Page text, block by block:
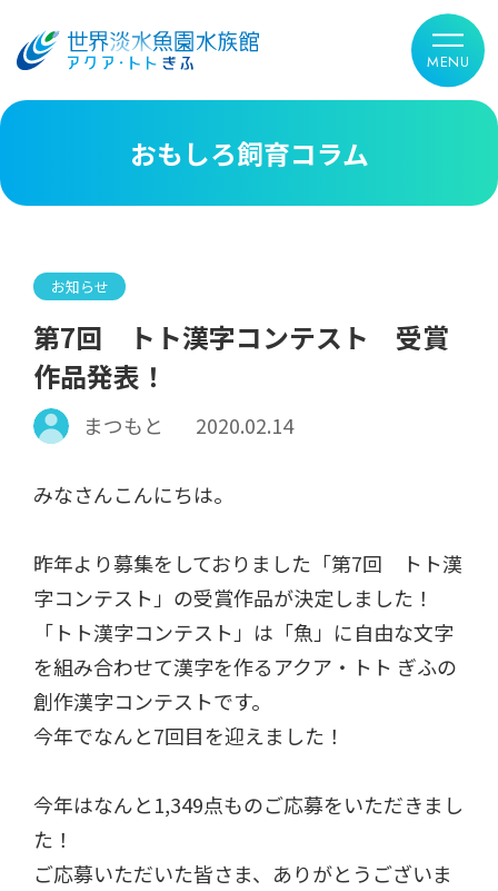
おもしろ飼育コラム
お知らせ
第7回 トト漢字コンテスト 受賞
作品発表！
まつもと 2020.02.14
みなさんこんにちは。
昨年より募集をしておりました「第7回 トト漢
字コンテスト」の受賞作品が決定しました！
「トト漢字コンテスト」は「魚」に自由な文字
を組み合わせて漢字を作るアクア・トト ぎふの
創作漢字コンテストです。
今年でなんと7回目を迎えました！
今年はなんと1,349点ものご応募をいただきまし
た！
ご応募いただいた皆さま、ありがとうございま